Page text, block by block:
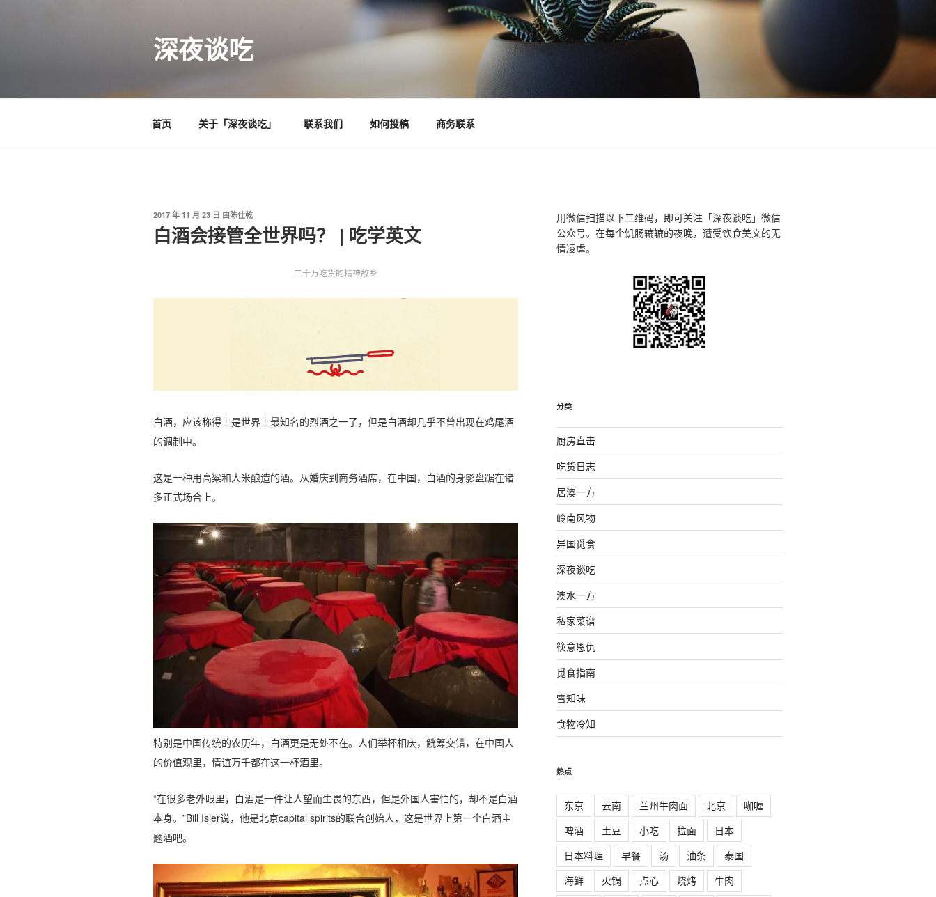
深夜谈吃
首页 关于「深夜谈吃」 联系我们 如何投稿 商务联系
发
于
2017 年 11 月 23 日 由陈仕乾
白酒会接管全世界吗？ | 吃学英文
二十万吃货的精神故乡
白酒，应该称得上是世界上最知名的烈酒之一了，但是白酒却几乎不曾出现在鸡尾酒
的调制中。
这是一种用高粱和大米酿造的酒。从婚庆到商务酒席，在中国，白酒的身影盘踞在诸
多正式场合上。
特别是中国传统的农历年，白酒更是无处不在。人们举杯相庆，觥筹交错，在中国人
的价值观里，情谊万千都在这一杯酒里。
“在很多老外眼里，白酒是一件让人望而生畏的东西，但是外国人害怕的，却不是白酒
本身。”Bill Isler说，他是北京capital spirits的联合创始人，这是世界上第一个白酒主
题酒吧。
用微信扫描以下二维码，即可关注「深夜谈吃」微信
公众号。在每个饥肠辘辘的夜晚，遭受饮食美文的无
情凌虐。
分类
厨房直击
吃货日志
居澳一方
岭南风物
异国觅食
深夜谈吃
澳水一方
私家菜谱
筷意恩仇
觅食指南
雪知味
食物冷知
热点
东京 云南 兰州牛肉面 北京
咖喱
啤酒
土豆 小吃 拉面
日本
日本料理
早餐 汤 油条
泰国
海鲜
火锅 点心 烧烤
牛肉